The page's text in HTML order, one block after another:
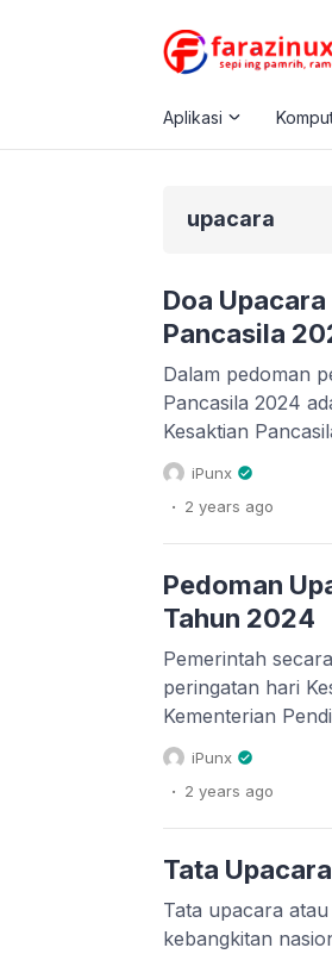
Aplikasi
upacara
Doa
Pancasila
Dalam pedoman
Pancasila 2024
Kesaktian
doa upacara yang
anda juga dapat
Kesaktian
lebih hemat
iPunx
. 2 years ago
Pedoman
Tahun 2024
Pemerintah
peringatan hari
Kementerian
Kesaktian
pada tautan di
Pancasila 2024
Wujudkan
[…]
iPunx
. 2 years ago
Tata
Tata upacara
kebangkitan